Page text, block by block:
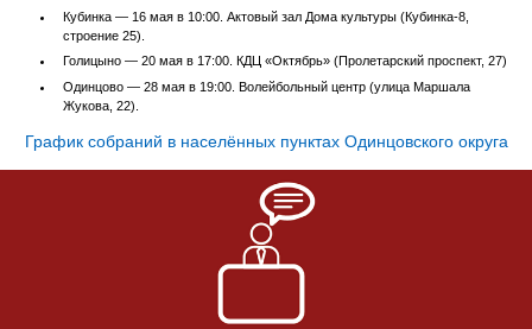
Кубинка — 16 мая в 10:00. Актовый зал Дома культуры (Кубинка-8,
строение 25).
Голицыно — 20 мая в 17:00. КДЦ «Октябрь» (Пролетарский проспект, 27)
Одинцово — 28 мая в 19:00. Волейбольный центр (улица Маршала
Жукова, 22).
График собраний в населённых пунктах Одинцовского округа